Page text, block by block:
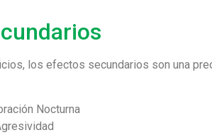
los efectos secundarios son una
Nocturna